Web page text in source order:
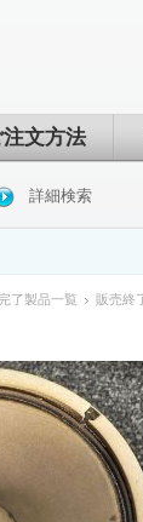
注文方法
詳細検索
了製品一覧 販売終